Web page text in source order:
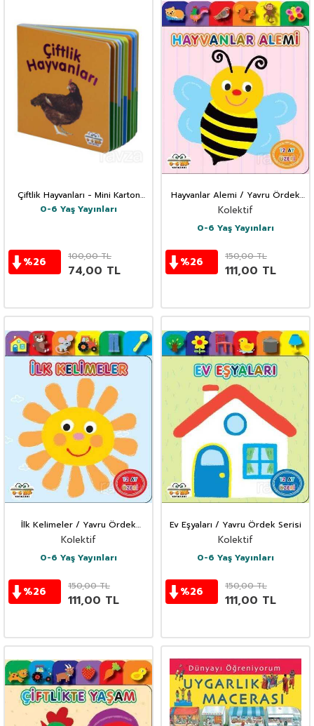
Çiftlik Hayvanları - Mini Karton
Kitaplar
0-6 Yaş Yayınları
%26 100,00TL
74,00 TL
Hayvanlar Alemi / Yavru Ördek
Serisi
Kolektif
0-6 Yaş Yayınları
%26 150,00TL
111,00 TL
İlk Kelimeler / Yavru Ördek
Serisi
Kolektif
0-6 Yaş Yayınları
%26 150,00TL
111,00 TL
Ev Eşyaları / Yavru Ördek Serisi
Kolektif
0-6 Yaş Yayınları
%26 150,00TL
111,00 TL